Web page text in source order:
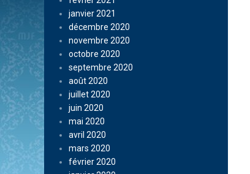
janvier 2021
décembre 2020
novembre 2020
octobre 2020
septembre 2020
août 2020
juillet 2020
juin 2020
mai 2020
avril 2020
mars 2020
février 2020